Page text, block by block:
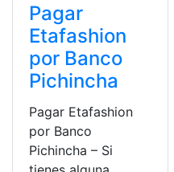
Pagar
Etafashion
por Banco
Pichincha
Pagar Etafashion
por Banco
Pichincha – Si